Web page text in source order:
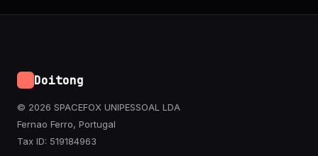
Doitong
© 2026 SPACEFOX UNIPESSOAL LDA
Fernao Ferro, Portugal
Tax ID: 519184963